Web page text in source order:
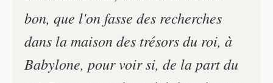
bon, que l'on fasse des recherches
dans la maison des trésors du roi, à
Babylone, pour voir si, de la part du